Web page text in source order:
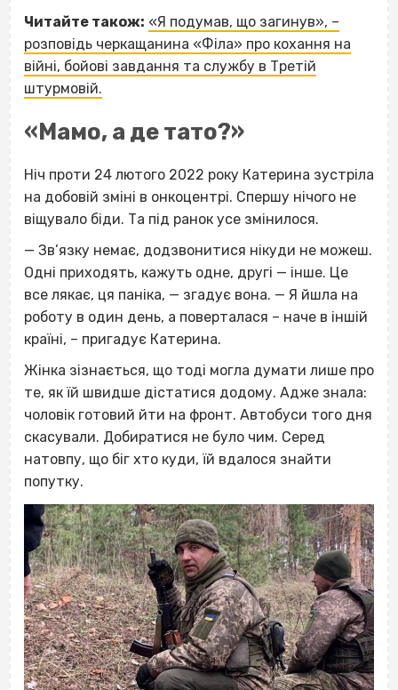
Читайте також: «Я подумав, що загинув», –
розповідь черкащанина «Філа» про кохання на
війні, бойові завдання та службу в Третій
штурмовій.
«Мамо, а де тато?»
Ніч проти 24 лютого 2022 року Катерина зустріла
на добовій зміні в онкоцентрі. Спершу нічого не
віщувало біди. Та під ранок усе змінилося.
— Зв’язку немає, додзвонитися нікуди не можеш.
Одні приходять, кажуть одне, другі — інше. Це
все лякає, ця паніка, — згадує вона. — Я йшла на
роботу в один день, а поверталася – наче в іншій
країні, – пригадує Катерина.
Жінка зізнається, що тоді могла думати лише про
те, як їй швидше дістатися додому. Адже знала:
чоловік готовий йти на фронт. Автобуси того дня
скасували. Добиратися не було чим. Серед
натовпу, що біг хто куди, їй вдалося знайти
попутку.